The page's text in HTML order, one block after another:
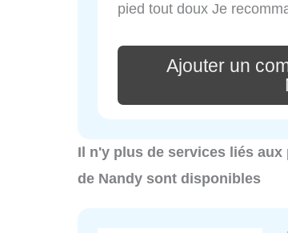
pied tout doux Je
Ajouter un
Il n'y plus de services liés
de Nandy sont disponibles